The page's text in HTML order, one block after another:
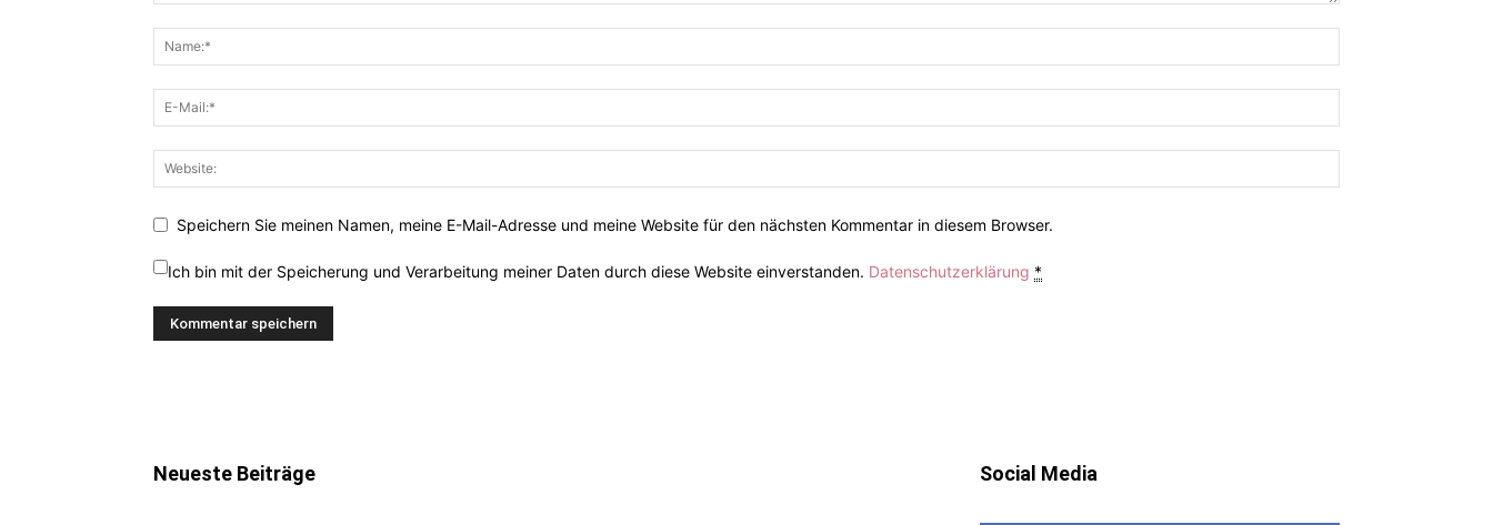
Speichern Sie meinen Namen, meine E-Mail-Adresse und meine Website für den nächsten Kommentar in diesem Browser.
Ich bin mit der Speicherung und Verarbeitung meiner Daten durch diese Website einverstanden. Datenschutzerklärung *
Neueste Beiträge Social Media